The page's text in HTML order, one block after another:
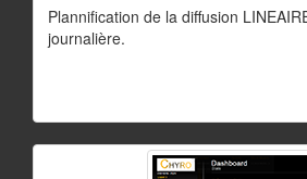
Plannification de la diffusion
journalière.